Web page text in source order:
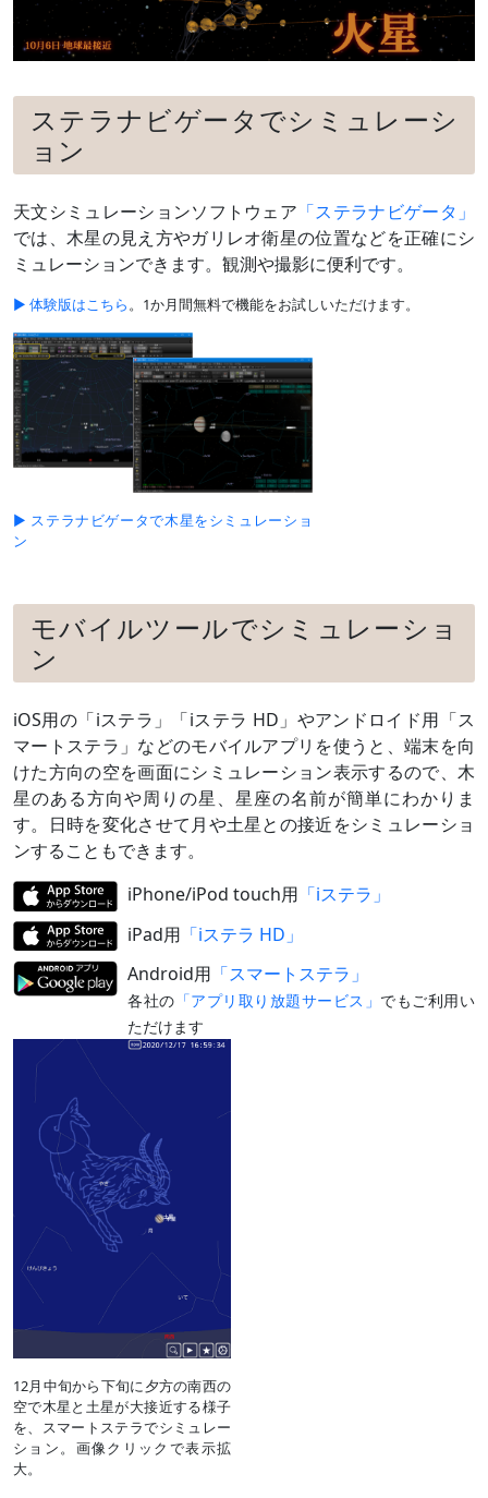
～12月下旬 （ ›› 解説 ） 最接近12月21日ごろ（
間隔の変化の
グラフ）
離角約0.1°
ステラナビゲータでシミュレーシ
ョン
天文シミュレーションソフトウェア 「ステラナビゲータ」
では、木星の見え方やガリレオ衛星の位置などを正確にシ
ミュレーションできます。観測や撮影に便利です。
▶ 体験版はこちら。1か月間無料で機能をお試しいただけます。
▶ ステラナビゲータで木星をシミュレーショ
ン
モバイルツールでシミュレーショ
ン
iOS用の「iステラ」「iステラ HD」やアンドロイド用「ス
マートステラ」などのモバイルアプリを使うと、端末を向
けた方向の空を画面にシミュレーション表示するので、木
星のある方向や周りの星、星座の名前が簡単にわかりま
す。日時を変化させて月や土星との接近をシミュレーショ
ンすることもできます。
iPhone/iPod touch用 「iステラ」
iPad用 「iステラ HD」
Android用 「スマートステラ」
各社の 「アプリ取り放題サービス」 でもご利用い
ただけます
12月中旬から下旬に夕方の南西の
空で木星と土星が大接近する様子
を、スマートステラでシミュレー
ション。画像クリックで表示拡
大。